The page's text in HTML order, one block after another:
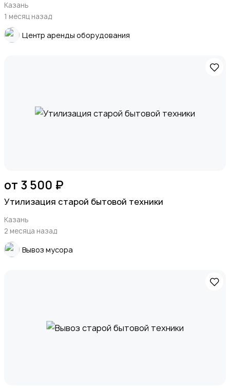
Казань
1 месяц назад
Центр аренды оборудования
от 3 500 ₽
Утилизация старой бытовой техники
Казань
2 месяца назад
Вывоз мусора